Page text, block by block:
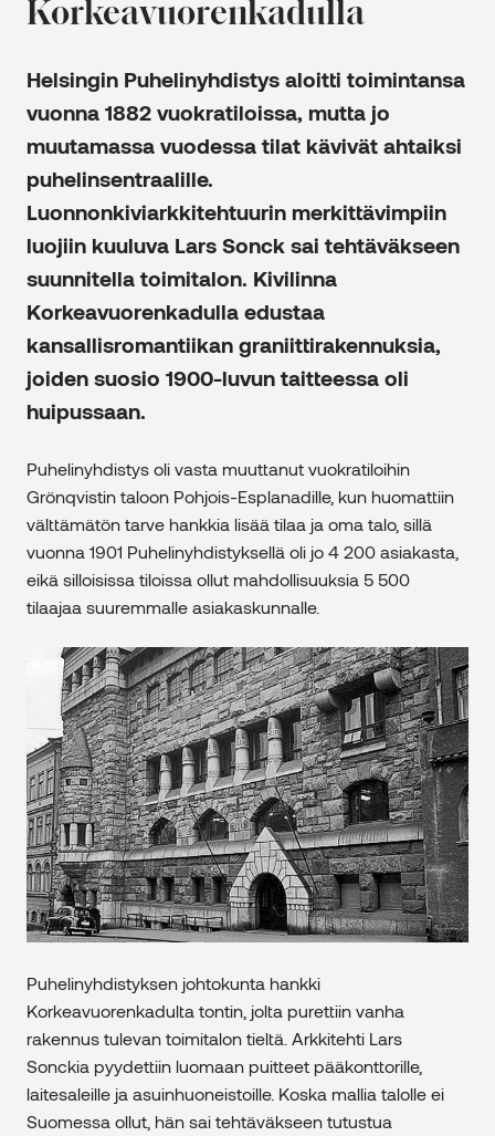
Korkeavuorenkadulla
Helsingin Puhelinyhdistys aloitti toimintansa
vuonna 1882 vuokratiloissa, mutta jo
muutamassa vuodessa tilat kävivät ahtaiksi
puhelinsentraalille.
Luonnonkiviarkkitehtuurin merkittävimpiin
luojiin kuuluva Lars Sonck sai tehtäväkseen
suunnitella toimitalon. Kivilinna
Korkeavuorenkadulla edustaa
kansallisromantiikan graniittirakennuksia,
joiden suosio 1900-luvun taitteessa oli
huipussaan.
Puhelinyhdistys oli vasta muuttanut vuokratiloihin
Grönqvistin taloon Pohjois-Esplanadille, kun huomattiin
välttämätön tarve hankkia lisää tilaa ja oma talo, sillä
vuonna 1901 Puhelinyhdistyksellä oli jo 4 200 asiakasta,
eikä silloisissa tiloissa ollut mahdollisuuksia 5 500
tilaajaa suuremmalle asiakaskunnalle.
Puhelinyhdistyksen johtokunta hankki
Korkeavuorenkadulta tontin, jolta purettiin vanha
rakennus tulevan toimitalon tieltä. Arkkitehti Lars
Sonckia pyydettiin luomaan puitteet pääkonttorille,
laitesaleille ja asuinhuoneistoille. Koska mallia talolle ei
Suomessa ollut, hän sai tehtäväkseen tutustua